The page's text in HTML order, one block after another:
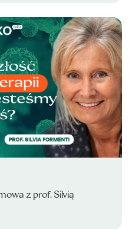
z prof. Silvią